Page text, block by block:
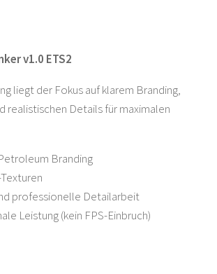
v1.0 ETS2
liegt der Fokus auf klarem Branding,
realistischen Details für maximalen
Branding
professionelle Detailarbeit
Leistung (kein FPS-Einbruch)